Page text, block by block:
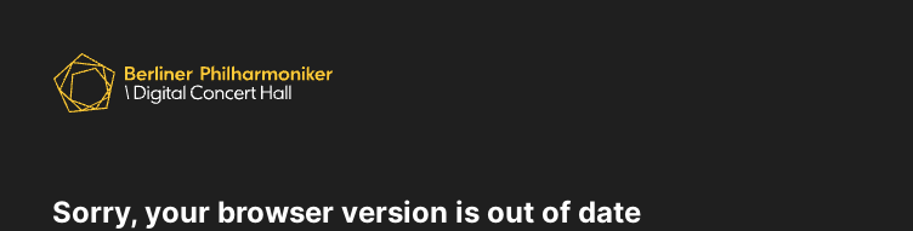
Sorry, your browser version is out of date